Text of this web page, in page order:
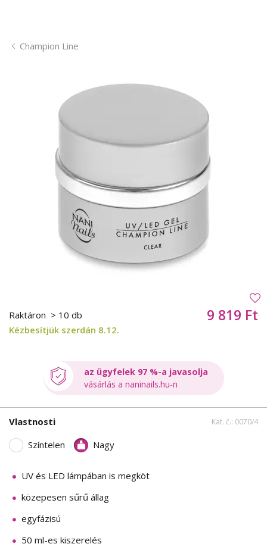
Champion Line
Raktáron > 10 db
Kézbesítjük szerdán 8.12.
9 819 Ft
az ügyfelek 97 %-a javasolja
vásárlás a naninails.hu-n
Vlastnosti Kat. č.: 0070/4
Színtelen Nagy
UV és LED lámpában is megköt
közepesen sűrű állag
egyfázisú
50 ml-es kiszerelés